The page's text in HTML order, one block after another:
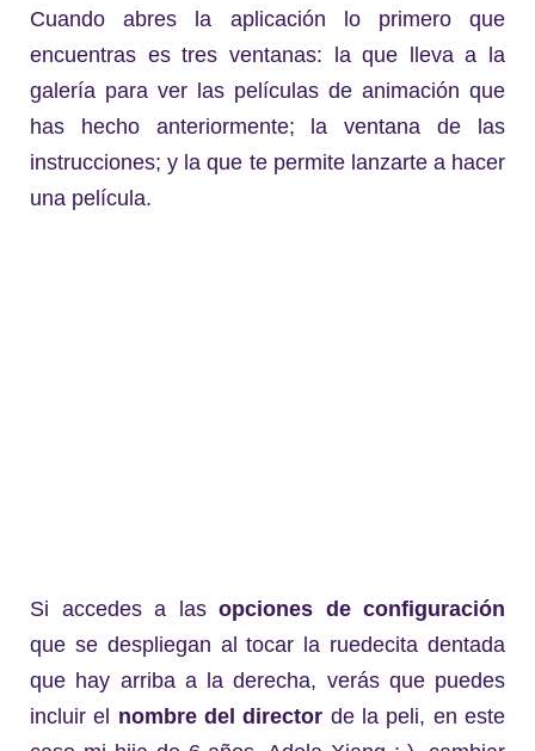
Cuando abres la aplicación lo primero que
encuentras es tres ventanas: la que lleva a la
galería para ver las películas de animación que
has hecho anteriormente; la ventana de las
instrucciones; y la que te permite lanzarte a hacer
una película.
Si accedes a las opciones de configuración
que se despliegan al tocar la ruedecita dentada
que hay arriba a la derecha, verás que puedes
incluir el nombre del director de la peli, en este